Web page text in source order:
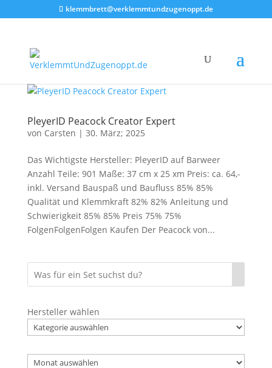
klemmbrett@verklemmtundzugenoppt.de
PleyerID Peacock Creator Expert
von Carsten | 30. März; 2025
Das Wichtigste Hersteller: PleyerID auf Barweer
Anzahl Teile: 901 Maße: 37 cm x 25 xm Preis: ca. 64,-
inkl. Versand Bauspaß und Baufluss 85% 85%
Qualität und Klemmkraft 82% 82% Anleitung und
Schwierigkeit 85% 85% Preis 75% 75%
FolgenFolgenFolgen Kaufen Der Peacock von...
Hersteller wählen
Archiv